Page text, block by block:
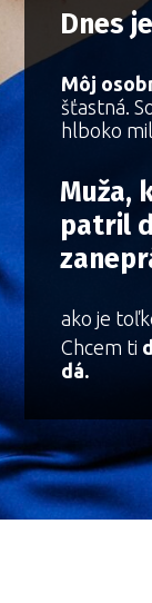
Dnes
Môj
šťastná.
hlboko
Muža,
patril
ako je
Chcem ti
dá.